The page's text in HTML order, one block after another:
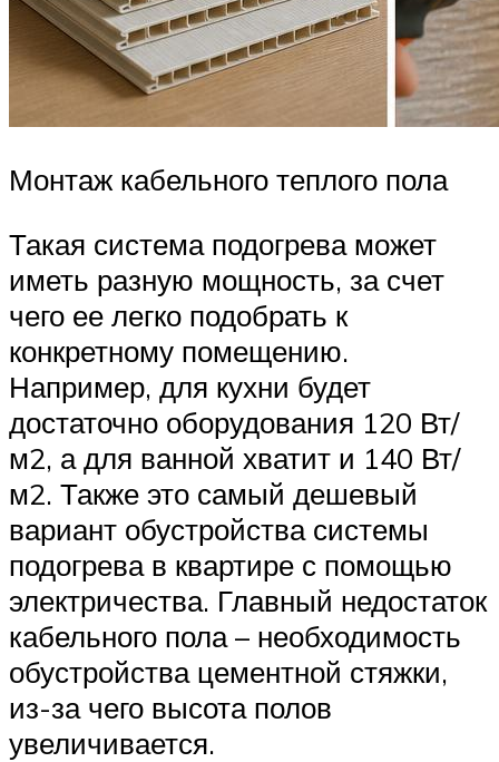
Монтаж кабельного теплого пола
Такая система подогрева может
иметь разную мощность, за счет
чего ее легко подобрать к
конкретному помещению.
Например, для кухни будет
достаточно оборудования 120 Вт/
м2, а для ванной хватит и 140 Вт/
м2. Также это самый дешевый
вариант обустройства системы
подогрева в квартире с помощью
электричества. Главный недостаток
кабельного пола – необходимость
обустройства цементной стяжки,
из-за чего высота полов
увеличивается.